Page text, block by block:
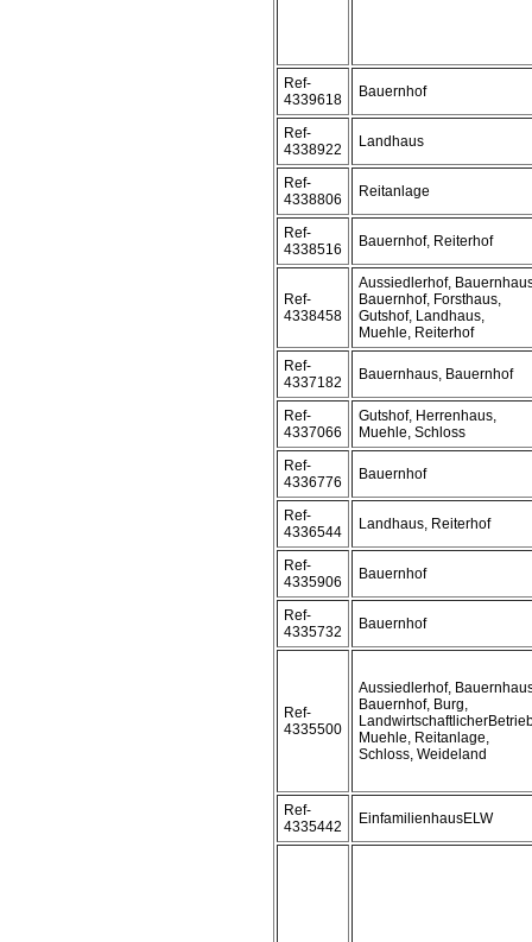
Ref-
4339618
Bauernhof
Ref-
4338922
Landhaus
Ref-
4338806
Reitanlage
Ref-
4338516
Bauernhof, Reiterhof
Ref-
4338458
Aussiedlerhof,
Bauernhof, Forsthaus,
Gutshof, Landhaus,
Muehle, Reiterhof
Ref-
4337182
Bauernhaus, Bauernhof
Ref-
4337066
Gutshof, Herrenhaus,
Muehle, Schloss
Ref-
4336776
Bauernhof
Ref-
4336544
Landhaus, Reiterhof
Ref-
4335906
Bauernhof
Ref-
4335732
Bauernhof
Ref-
4335500
Aussiedlerhof,
Bauernhof, Burg,
Muehle, Reitanlage,
Schloss, Weideland
Ref-
4335442
EinfamilienhausELW